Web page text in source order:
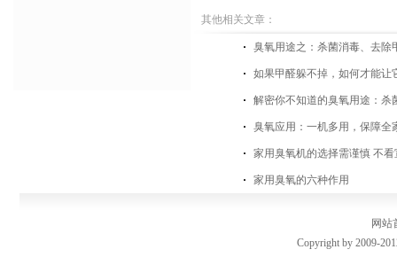
其他相关文章：
臭氧用途之：杀菌消毒、去除
如果甲醛躲不掉，如何才能让
解密你不知道的臭氧用途：杀
臭氧应用：一机多用，保障全
家用臭氧机的选择需谨慎 不
家用臭氧的六种作用
网站
Copyright by 2009-